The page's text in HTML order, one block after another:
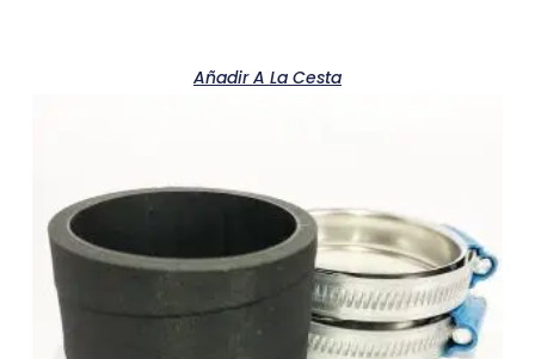
Añadir A La Cesta